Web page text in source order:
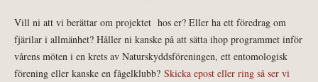
Vill ni att vi berättar om projektet hos er? Eller ha ett föredrag om
fjärilar i allmänhet? Håller ni kanske på att sätta ihop programmet inför
vårens möten i en krets av Naturskyddsföreningen, ett entomologisk
förening eller kanske en fågelklubb? Skicka epost eller ring så ser vi